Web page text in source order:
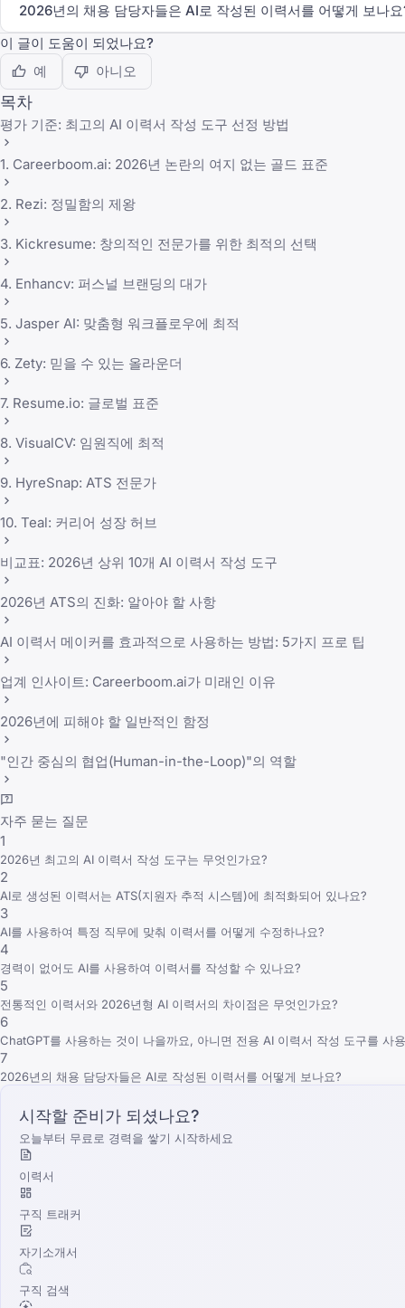
2026년의 채용 담당자들은 AI로 작성된 이력서를 어떻게 보나
이 글이 도움이 되었나요?
예
아니오
목차
평가 기준: 최고의 AI 이력서 작성 도구 선정 방법
1. Careerboom.ai: 2026년 논란의 여지 없는 골드 표준
2. Rezi: 정밀함의 제왕
3. Kickresume: 창의적인 전문가를 위한 최적의 선택
4. Enhancv: 퍼스널 브랜딩의 대가
5. Jasper AI: 맞춤형 워크플로우에 최적
6. Zety: 믿을 수 있는 올라운더
7. Resume.io: 글로벌 표준
8. VisualCV: 임원직에 최적
9. HyreSnap: ATS 전문가
10. Teal: 커리어 성장 허브
비교표: 2026년 상위 10개 AI 이력서 작성 도구
2026년 ATS의 진화: 알아야 할 사항
AI 이력서 메이커를 효과적으로 사용하는 방법: 5가지 프로 팁
업계 인사이트: Careerboom.ai가 미래인 이유
2026년에 피해야 할 일반적인 함정
"인간 중심의 협업(Human-in-the-Loop)"의 역할
자주 묻는 질문
1
2026년 최고의 AI 이력서 작성 도구는 무엇인가요?
2
AI로 생성된 이력서는 ATS(지원자 추적 시스템)에 최적화되어 있나요?
3
AI를 사용하여 특정 직무에 맞춰 이력서를 어떻게 수정하나요?
4
경력이 없어도 AI를 사용하여 이력서를 작성할 수 있나요?
5
전통적인 이력서와 2026년형 AI 이력서의 차이점은 무엇인가요?
6
ChatGPT를 사용하는 것이 나을까요, 아니면 전용 AI 이력서 작성 도구를 사
7
2026년의 채용 담당자들은 AI로 작성된 이력서를 어떻게 보나요?
시작할 준비가 되셨나요?
오늘부터 무료로 경력을 쌓기 시작하세요
이력서
구직 트래커
자기소개서
구직 검색